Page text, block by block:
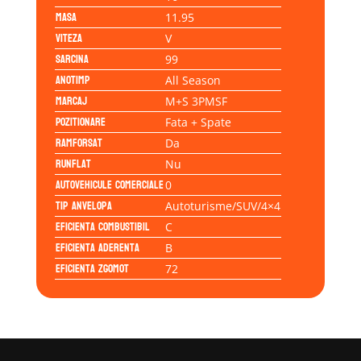
Masa 11.95
Viteza V
Sarcina 99
Anotimp All Season
Marcaj M+S 3PMSF
Pozitionare Fata + Spate
Ramforsat Da
Runflat Nu
Autovehicule comerciale0
Tip anvelopa Autoturisme/SUV/4×4
Eficienta Combustibil C
Eficienta Aderenta B
Eficienta Zgomot 72